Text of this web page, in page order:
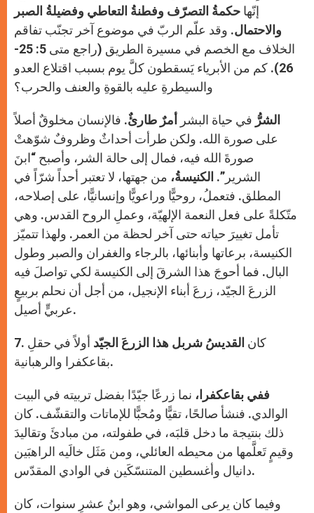
إنّها حكمةُ التصرّف وفطنةُ التعاطي وفضيلةُ الصبر
والاحتمال. وقد علّم الربّ في موضوع آخر تجنّب تفاقم
الخلاف مع الخصم في مسيرة الطريق (راجع متى 5: 25-
26). كم من الأبرياء يَسقطون كلَّ يوم بسبب اقتلاع العدو
والسيطرةِ عليه بالقوةِ والعنف والحرب؟
الشرُّ في حياة البشر أمرٌ طارئٌ. فالإنسان مخلوقٌ أصلاً
على صورة الله. ولكن طرأت أحداثٌ وظروفٌ شوّهتْ
صورةَ الله فيه، فمال إلى حالة الشر، وأصبح “ابنَ
الشرير”. الكنيسةُ، من جهتها، لا تعتبر أحداً شرّاً في
المطلق. فتعملُ، روحيًّا وراعويًّا وإنسانيًّا، على إصلاحه،
متّكلةً على فعل النعمة الإلهيّة، وعملِ الروح القدس. وهي
تأمل تغييرَ حياته حتى آخر لحظة من العمر. ولهذا تتميّز
الكنيسة، برعاتها وأبنائها، بالرجاء والغفران والصبر وطول
البال. فما أحوجَ هذا الشرقَ إلى الكنيسة لكي تواصلَ فيه
الزرعَ الجيّد، زرعَ أبناء الإنجيل، من أجل أن نحلم بربيعٍ
عربيٍّ أصيل.
7. كان القديسُ شربل هذا الزرعَ الجيّد أولاً في حقلِ
بقاعكفرا والرهبانية.
ففي بقاعكفرا، نما زرعًا جيّدًا بفضل تربيته في البيت
الوالدي. فنشأ صالحًا، تقيًّا ومُحبًّا للإماتات والتقشّف. كان
ذلك بنتيجة ما دخل قلبَه، في طفولته، من مبادئَ وتقاليدَ
وقيمٍ تَعلَّمها من محيطه العائلي، ومن مَثَل خالَيه الراهبَين
دانيال وأغسطين المتنسّكَين في الوادي المقدّس.
وفيما كان يرعى المواشي، وهو ابنُ عشرِ سنوات، كان